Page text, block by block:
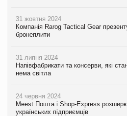
31 жовтня 2024
Компанія Rarog Tactical Gear
бронеплити
31 липня 2024
Напівфабрикати та консерви, які
нема світла
24 червня 2024
Meest Пошта і Shop-Express
українських підприємців